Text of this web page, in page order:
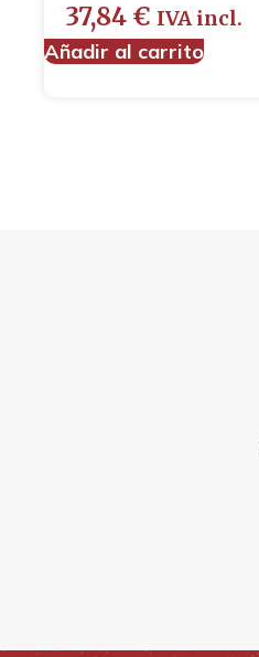
37,84 € IVA incl.
Añadir al carrito